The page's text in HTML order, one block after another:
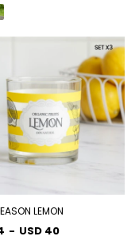
LEMON
- USD 40